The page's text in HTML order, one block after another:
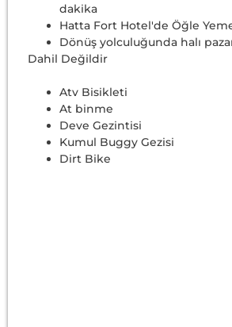
dakika
Hatta Fort Hotel'de Öğle
Dönüş yolculuğunda halı
Dahil Değildir
Atv Bisikleti
At binme
Deve Gezintisi
Kumul Buggy Gezisi
Dirt Bike